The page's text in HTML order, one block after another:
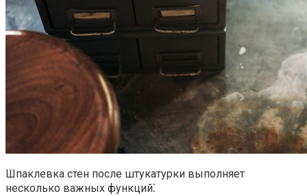
Шпаклевка стен после штукатурки выполняет
несколько важных функций⁚